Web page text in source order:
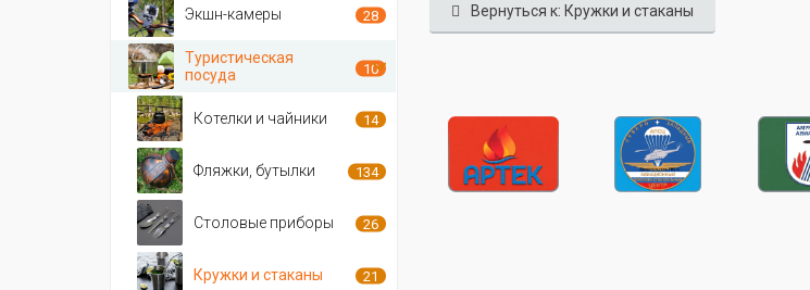
Вернуться к: Кружки и стаканы
Экшн-камеры 28
Туристическая
посуда
10
Котелки и чайники 14
Фляжки, бутылки 134
Столовые приборы 26
Кружки и стаканы 21